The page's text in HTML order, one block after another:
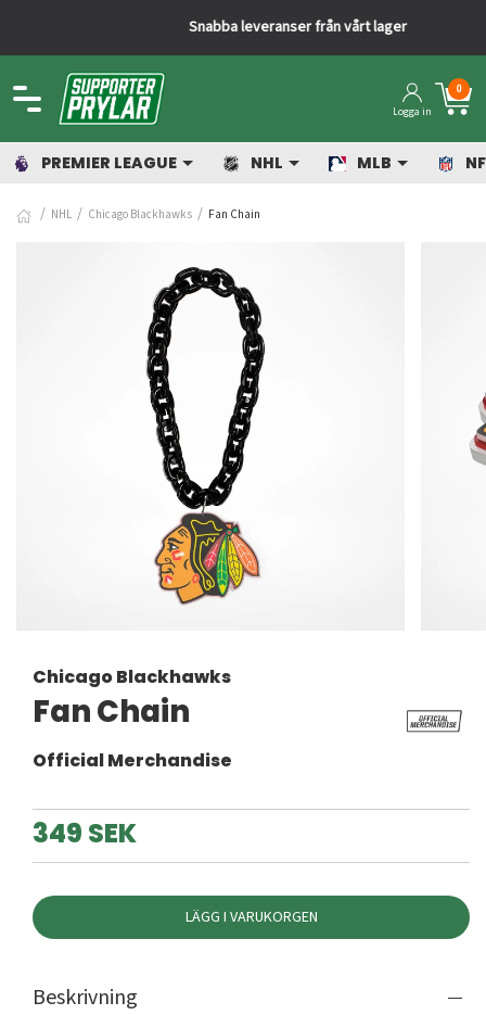
Snabba leveranser från vårt lager
Logga in
0
PREMIER LEAGUE NHL MLB
NHL Chicago Blackhawks Fan Chain
Chicago Blackhawks
Fan Chain
Official Merchandise
349 SEK
LÄGG I VARUKORGEN
Beskrivning